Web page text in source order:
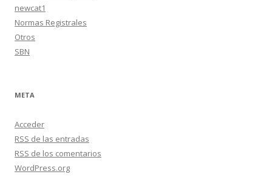
newcat1
Normas Registrales
Otros
SBN
META
Acceder
RSS de las entradas
RSS de los comentarios
WordPress.org